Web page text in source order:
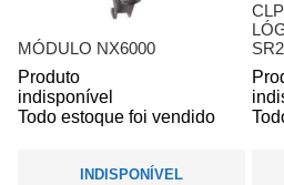
MÓDULO NX6000
Produto
indisponível
Todo estoque foi vendido
INDISPONÍVEL